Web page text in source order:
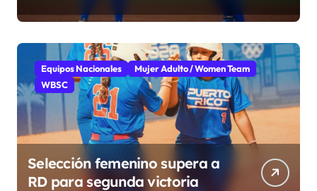
Equipos Nacionales
Mujer Adulto / Women Team
WBSC
Selección femenino supera a
RD para segunda victoria